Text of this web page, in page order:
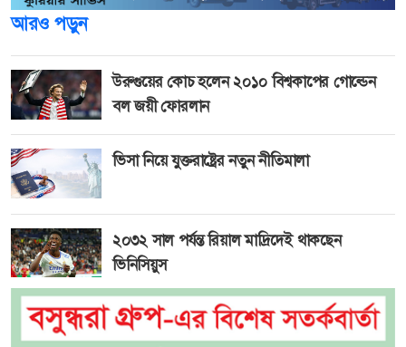
আরও পড়ুন
উরুগুয়ের কোচ হলেন ২০১০ বিশ্বকাপের গোল্ডেন
বল জয়ী ফোরলান
ভিসা নিয়ে যুক্তরাষ্ট্রের নতুন নীতিমালা
২০৩২ সাল পর্যন্ত রিয়াল মাদ্রিদেই থাকছেন
ভিনিসিয়ুস